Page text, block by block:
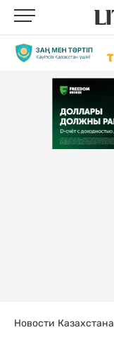
Новости Казахстана